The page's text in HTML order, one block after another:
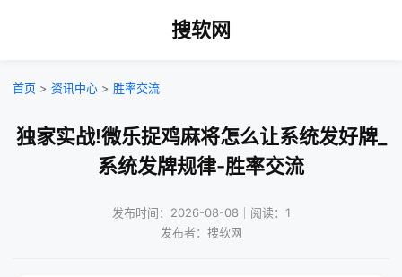
搜软网
首页 > 资讯中心 > 胜率交流
独家实战!微乐捉鸡麻将怎么让系统发好牌_
系统发牌规律-胜率交流
发布时间：2026-08-08｜阅读：1
发布者：搜软网